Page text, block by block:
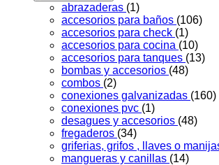
abrazaderas (1)
accesorios para baños (106)
accesorios para check (1)
accesorios para cocina (10)
accesorios para tanques (13)
bombas y accesorios (48)
combos (2)
conexiones galvanizadas (160)
conexiones pvc (1)
desagues y accesorios (48)
fregaderos (34)
griferias, grifos , llaves o
mangueras y canillas (14)